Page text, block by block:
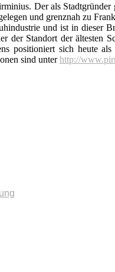
Der als
und grenznah zu
und ist in dieser
der Standort der ältesten
positioniert sich heute
sind unterhttp://